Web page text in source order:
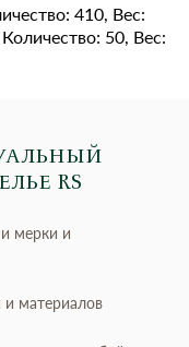
410, Вес:
50, Вес:
RS
мерки и
материалов